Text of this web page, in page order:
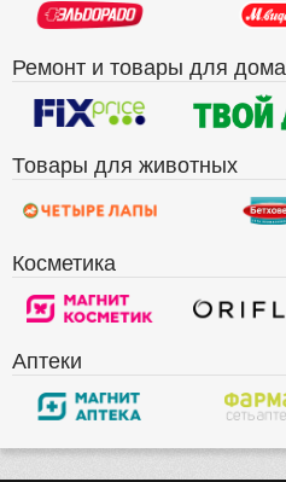
Ремонт и товары для дома
Товары для животных
Косметика
Аптеки